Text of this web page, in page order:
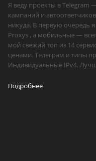
Я веду проекты в Telegram
кампаний и
никуда. В первую очередь
Proxys , а мобильные —
мой свежий топ из 14
ценами. Телеграм и типы
Индивидуальные IPv4.
Подробнее